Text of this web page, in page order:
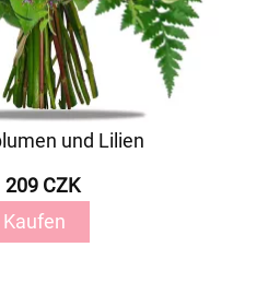
und Lilien
209 CZK
Kaufen